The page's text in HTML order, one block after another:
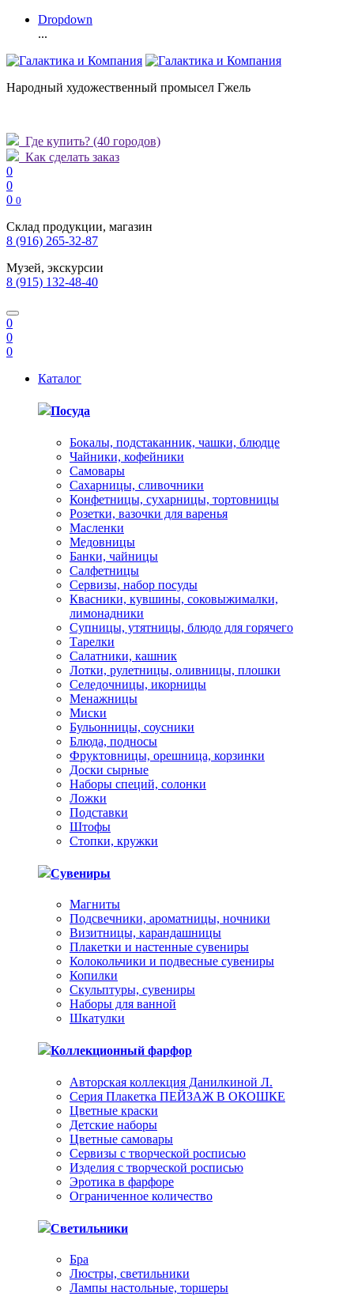
Dropdown
...
Народный художественный промысел Гжель
Где купить? (40 городов)
Как сделать заказ
0
0
0 0
Склад продукции, магазин
8 (916) 265-32-87
Музей, экскурсии
8 (915) 132-48-40
0
0
0
Каталог
Посуда
Бокалы, подстаканник, чашки, блюдце
Чайники, кофейники
Самовары
Сахарницы, сливочники
Конфетницы, сухарницы, тортовницы
Розетки, вазочки для варенья
Масленки
Медовницы
Банки, чайницы
Салфетницы
Сервизы, набор посуды
Квасники, кувшины, соковыжималки,
лимонадники
Супницы, утятницы, блюдо для горячего
Тарелки
Салатники, кашник
Лотки, рулетницы, оливницы, плошки
Селедочницы, икорницы
Менажницы
Миски
Бульонницы, соусники
Блюда, подносы
Фруктовницы, орешница, корзинки
Доски сырные
Наборы специй, солонки
Ложки
Подставки
Штофы
Стопки, кружки
Сувениры
Магниты
Подсвечники, ароматницы, ночники
Визитницы, карандашницы
Плакетки и настенные сувениры
Колокольчики и подвесные сувениры
Копилки
Скульптуры, сувениры
Наборы для ванной
Шкатулки
Коллекционный фарфор
Авторская коллекция Данилкиной Л.
Серия Плакетка ПЕЙЗАЖ В ОКОШКЕ
Цветные краски
Детские наборы
Цветные самовары
Сервизы с творческой росписью
Изделия с творческой росписью
Эротика в фарфоре
Ограниченное количество
Светильники
Бра
Люстры, светильники
Лампы настольные, торшеры